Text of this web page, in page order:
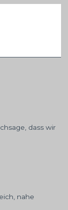
dass wir
nahe